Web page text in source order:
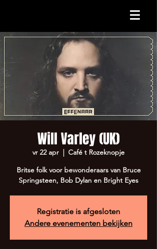
Will Varley (UK)
vr 22 apr
  |
Café t Rozeknopje
Britse folk voor bewonderaars van Bruce
Springsteen, Bob Dylan en Bright Eyes
Registratie is afgesloten
Andere evenementen bekijken